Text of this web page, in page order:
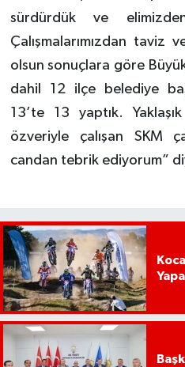
sürdürdük ve
Çalışmalarımızdan taviz
olsun sonuçlara göre
dahil 12 ilçe belediye
13’te 13 yaptık.
özveriyle çalışan SKM
candan tebrik ediyorum”